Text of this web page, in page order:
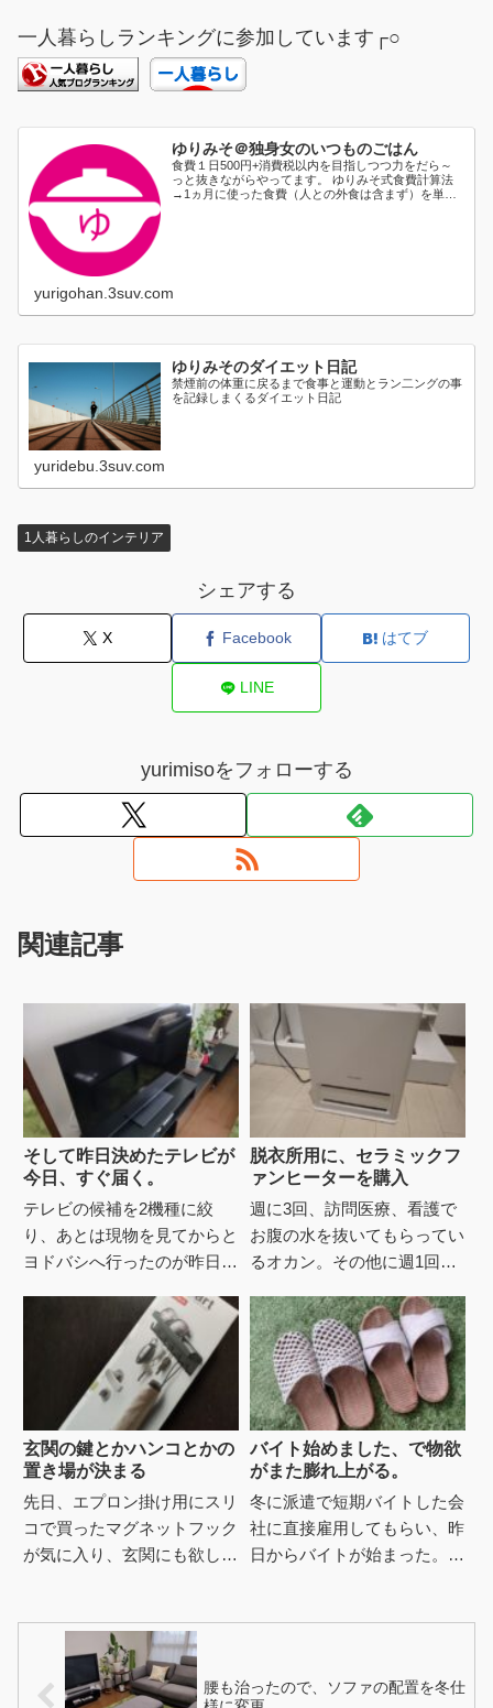
一人暮らしランキングに参加しています┌○
ゆりみそ＠独身女のいつものごはん
食費１日500円+消費税以内を目指しつつ力をだら～
っと抜きながらやってます。 ゆりみそ式食費計算法
→1ヵ月に使った食費（人との外食は含まず）を単純
yurigohan.3suv.com
ゆりみそのダイエット日記
禁煙前の体重に戻るまで食事と運動とラン二ングの事
を記録しまくるダイエット日記
yuridebu.3suv.com
1人暮らしのインテリア
シェアする
X Facebook はてブ
LINE
yurimisoをフォローする
関連記事
そして昨日決めたテレビが
今日、すぐ届く。
テレビの候補を2機種に絞
り、あとは現物を見てからと
ヨドバシへ行ったのが昨日。
うど隣合わせで陳列されてた
ので、比較するのに最適でし
脱衣所用に、セラミックフ
ァンヒーターを購入
週に3回、訪問医療、看護で
お腹の水を抜いてもらってい
るオカン。その他に週1回、
お願いしている。お腹に管が
入ってるのでお風呂は入れず
シャ...
玄関の鍵とかハンコとかの
置き場が決まる
先日、エプロン掛け用にスリ
コで買ったマグネットフック
が気に入り、玄関にも欲しく
掛けにどうだろう？と試して
みた...
バイト始めました、で物欲
がまた膨れ上がる。
冬に派遣で短期バイトした会
社に直接雇用してもらい、昨
日からバイトが始まった。バ
腰も治ったので、ソファの配置を冬仕